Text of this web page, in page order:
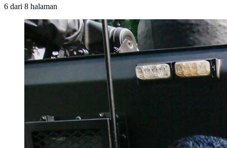
6 dari 8 halaman